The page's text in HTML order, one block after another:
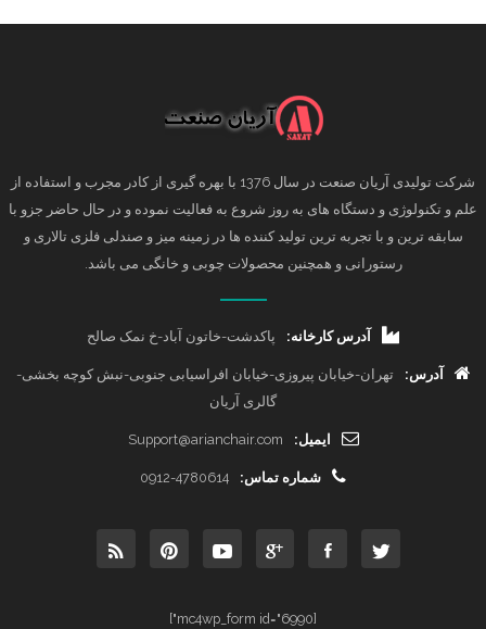
شرکت تولیدی آریان صنعت در سال 1376 با بهره گیری از کادر مجرب و استفاده از
علم و تکنولوژی و دستگاه های به روز شروع به فعالیت نموده و در حال حاضر جزو با
سابقه ترین و با تجربه ترین تولید کننده ها در زمینه میز و صندلی فلزی تالاری و
رستورانی و همچنین محصولات چوبی و خانگی می باشد.
آدرس کارخانه: پاکدشت-خاتون آباد-خ نمک صالح
آدرس:
تهران-خیابان پیروزی-خیابان افراسیابی جنوبی-نبش کوچه بخشی-
گالری آریان
ایمیل: Support@arianchair.com
شماره تماس: 0912-4780614
[mc4wp_form id="6990"]